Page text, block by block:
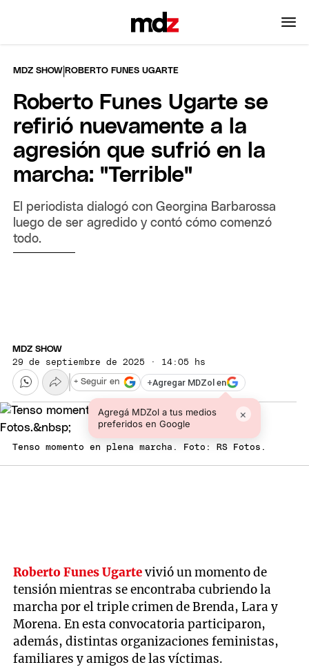
MDZ SHOW |ROBERTO FUNES UGARTE
Roberto Funes Ugarte se
refirió nuevamente a la
agresión que sufrió en la
marcha: "Terrible"
El periodista dialogó con Georgina Barbarossa
luego de ser agredido y contó cómo comenzó
todo.
MDZ SHOW
29 de septiembre de 2025 · 14:05 hs
+Agregar MDZol en
Agregá MDZol a tus medios
preferidos en Google
×
+ Seguir en
Tenso momento en plena marcha. Foto: RS Fotos.
Roberto Funes Ugartevivió un momento de
tensión mientras se encontraba cubriendo la
marcha por el triple crimen de Brenda, Lara y
Morena. En esta convocatoria participaron,
además, distintas organizaciones feministas,
familiares y amigos de las víctimas.